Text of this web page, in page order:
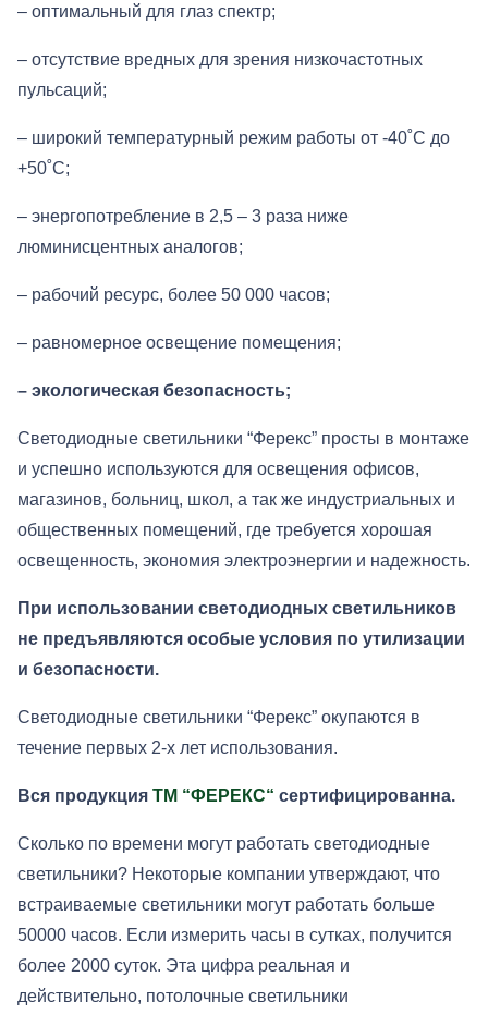
– оптимальный для глаз спектр;
– отсутствие вредных для зрения низкочастотных
пульсаций;
– широкий температурный режим работы от -40˚С до
+50˚С;
– энергопотребление в 2,5 – 3 раза ниже
люминисцентных аналогов;
– рабочий ресурс, более 50 000 часов;
– равномерное освещение помещения;
– экологическая безопасность;
Светодиодные светильники “Ферекс” просты в монтаже
и успешно используются для освещения офисов,
магазинов, больниц, школ, а так же индустриальных и
общественных помещений, где требуется хорошая
освещенность, экономия электроэнергии и надежность.
При использовании светодиодных светильников
не предъявляются особые условия по утилизации
и безопасности.
Светодиодные светильники “Ферекс” окупаются в
течение первых 2-х лет использования.
Вся продукция ТМ “ФЕРЕКС“ сертифицированна.
Сколько по времени могут работать светодиодные
светильники? Некоторые компании утверждают, что
встраиваемые светильники могут работать больше
50000 часов. Если измерить часы в сутках, получится
более 2000 суток. Эта цифра реальная и
действительно, потолочные светильники